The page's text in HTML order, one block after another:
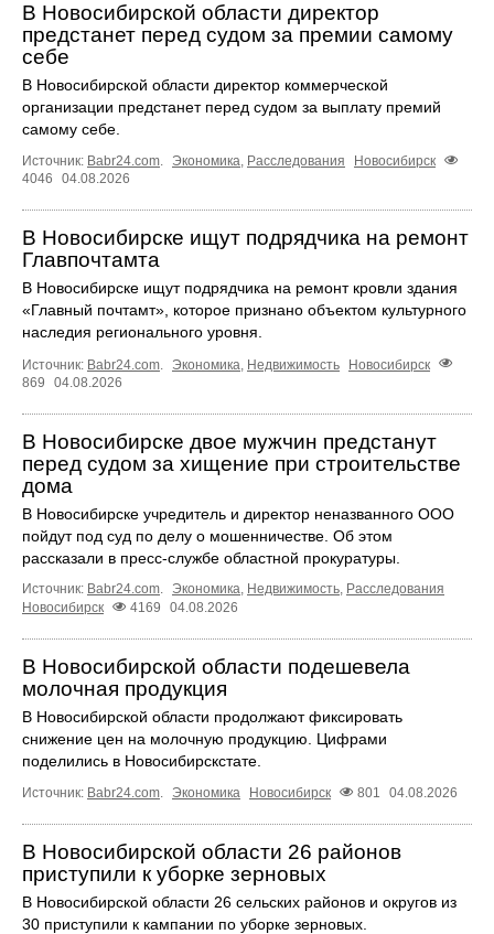
В Новосибирской области директор
предстанет перед судом за премии самому
себе
В Новосибирской области директор коммерческой
организации предстанет перед судом за выплату премий
самому себе.
Источник: Babr24.com. Экономика, Расследования
Новосибирск
4046
04.08.2026
В Новосибирске ищут подрядчика на ремонт
Главпочтамта
В Новосибирске ищут подрядчика на ремонт кровли здания
«Главный почтамт», которое признано объектом культурного
наследия регионального уровня.
Источник: Babr24.com Экономика Недвижимость
Новосибирск
869
04.08.2026
В Новосибирске двое мужчин предстанут
перед судом за хищение при строительстве
дома
В Новосибирске учредитель и директор неназванного ООО
пойдут под суд по делу о мошенничестве. Об этом
рассказали в пресс-службе областной прокуратуры.
Источник: Babr24.com Экономика Недвижимость Расследования
Новосибирск
4169 04.08.2026
В Новосибирской области подешевела
молочная продукция
В Новосибирской области продолжают фиксировать
снижение цен на молочную продукцию. Цифрами
поделились в Новосибирскстате.
Источник: Babr24.com Экономика Новосибирск 801 04.08.2026
В Новосибирской области 26 районов
приступили к уборке зерновых
В Новосибирской области 26 сельских районов и округов из
30 приступили к кампании по уборке зерновых.